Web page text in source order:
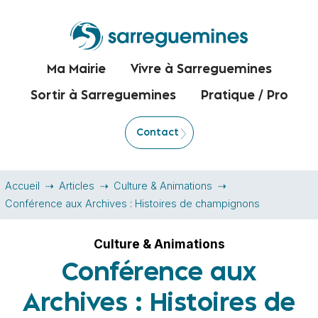
Ma Mairie Vivre à Sarreguemines
Sortir à Sarreguemines Pratique / Pro
Contact
Accueil Articles
Culture & Animations
Conférence aux Archives : Histoires de champignons
Culture & Animations
Conférence aux
Archives : Histoires de